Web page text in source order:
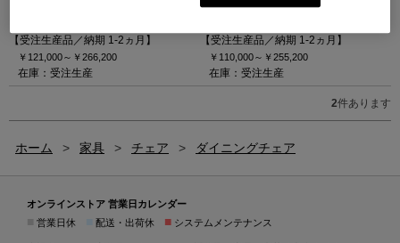
【受注生産品／納期 1-2ヵ月】
￥121,000～ ￥266,200
在庫：受注生産
LIMA【受注生産】
【受注生産品／納期 1-2ヵ月】
￥110,000～ ￥255,200
在庫：受注生産
2件あります
ホーム > 家具 > チェア > ダイニングチェア
オンラインストア 営業日カレンダー
営業日休 配送・出荷休 ■ システムメンテナンス